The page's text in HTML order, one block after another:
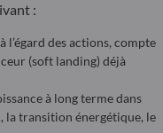
:
l’égard des actions, compte
(soft landing) déjà
à long terme dans
la transition énergétique, le